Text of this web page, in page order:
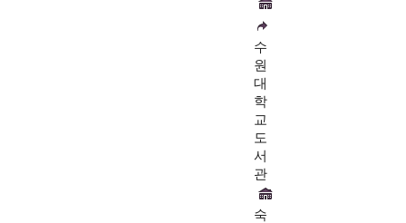
수
원
대
학
교
도
서
관
숙